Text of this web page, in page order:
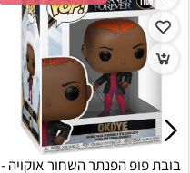
בובת פופ הפנתר השחור אוקויה -